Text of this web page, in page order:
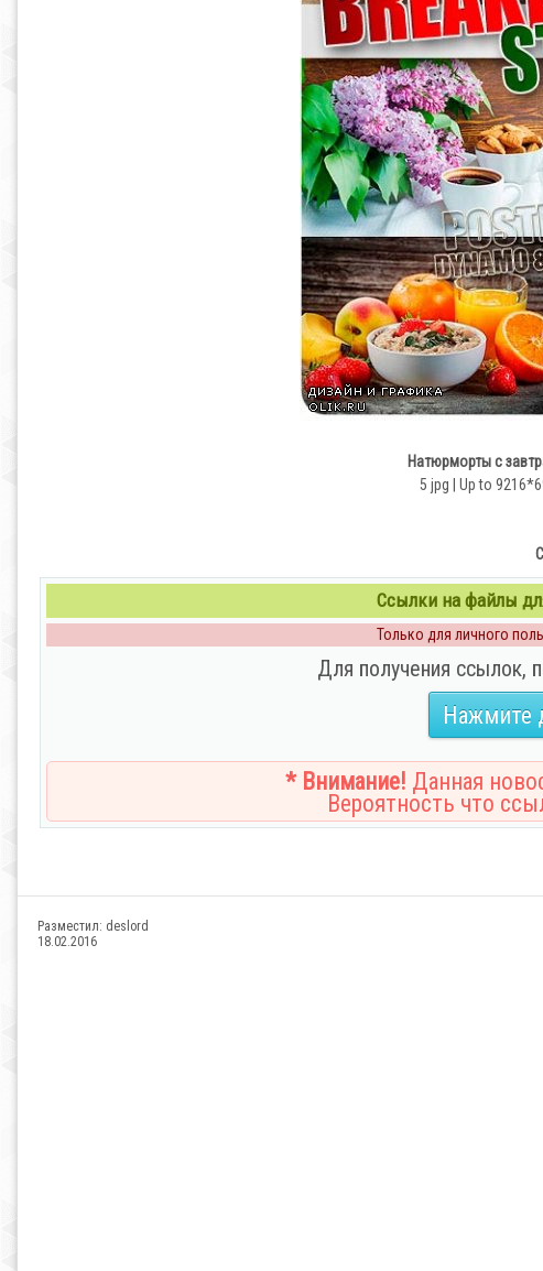
Натюрморты с
5 jpg | Up to
Ссылки на файлы
Только для личного
Для получения ссылок,
Нажмите
* Внимание! Данная
Вероятность что
Разместил: deslord
18.02.2016